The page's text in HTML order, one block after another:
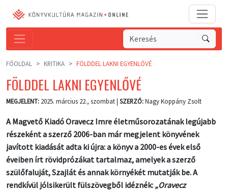
FŐOLDAL KRITIKA FÖLDDEL LAKNI EGYENLŐVÉ
FÖLDDEL LAKNI EGYENLŐVÉ
MEGJELENT: 2025. március 22., szombat | SZERZŐ:Nagy Koppány Zsolt
A Magvető Kiadó Oravecz Imre életműsorozatának legújabb
részeként a szerző 2006-ban már megjelent könyvének
javított kiadását adta ki újra: a könyv a 2000-es évek első
éveiben írt rövidprózákat tartalmaz, amelyek a szerző
szülőfaluját, Szajlát és annak környékét mutatják be. A
rendkívül jólsikerült fülszövegből idéznék: „Oravecz